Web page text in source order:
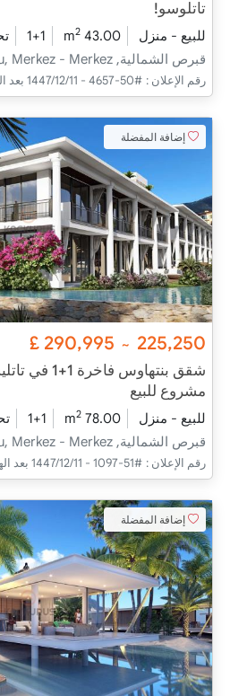
تاتلوسو!
للبيع - منزل 43.00 m
2
1+1
قبرص الشمالية, Gazimağusa, Tatlısu, Merkez - Merkez
رقم الإعلان : #50-4657 - 11‏‏/12‏‏/1447 بعد الهجرة
إضافة المفضلة
225,250
~
290,995
£
شقق بنتهاوس
مشروع للبيع
للبيع - منزل 78.00 m
2
1+1
قبرص الشمالية, Gazimağusa, Tatlısu, Merkez - Merkez
رقم الإعلان : #51-1097 - 11‏‏/12‏‏/1447 بعد الهجرة
إضافة المفضلة